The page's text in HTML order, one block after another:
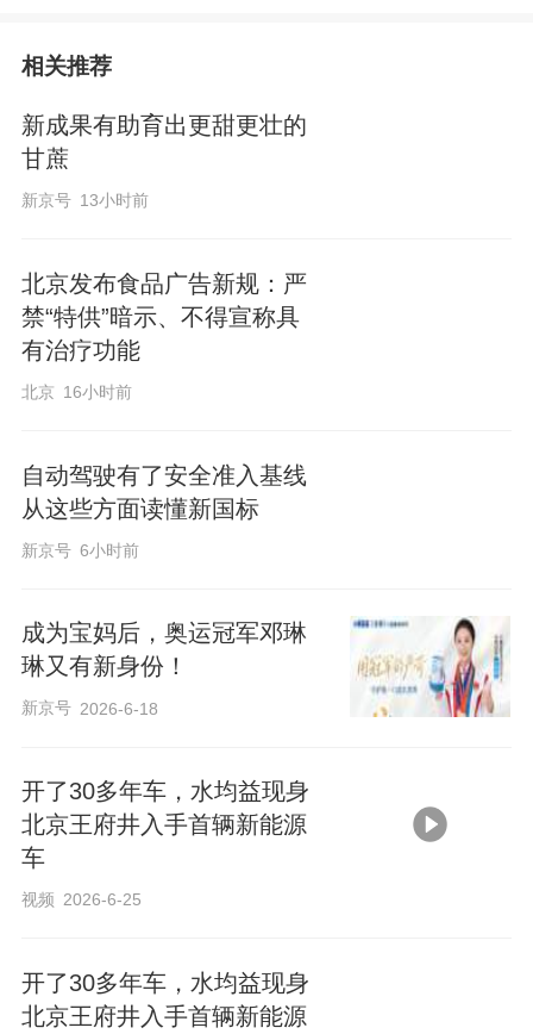
相关推荐
新成果有助育出更甜更壮的
甘蔗
新京号 13小时前
北京发布食品广告新规：严
禁“特供”暗示、不得宣称具
有治疗功能
北京 16小时前
自动驾驶有了安全准入基线
从这些方面读懂新国标
新京号 6小时前
成为宝妈后，奥运冠军邓琳
琳又有新身份！
新京号 2026-6-18
开了30多年车，水均益现身
北京王府井入手首辆新能源
车
视频 2026-6-25
开了30多年车，水均益现身
北京王府井入手首辆新能源